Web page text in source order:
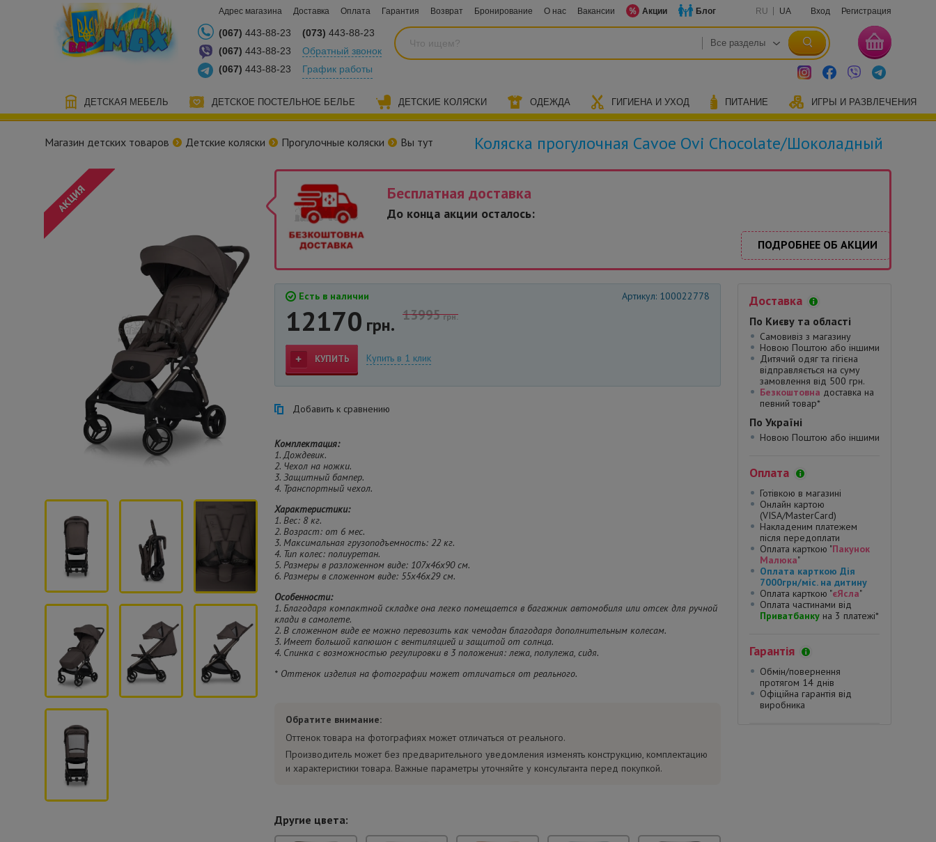
Адрес магазина Доставка Оплата Гарантия Возврат Бронирование О нас Вакансии Акции Блог RU UA Вход Регистрация
(067) 443-88-23
(067) 443-88-23
(067) 443-88-23
(073) 443-88-23
Обратный звонок
График работы
ДЕТСКАЯ МЕБЕЛЬ ДЕТСКОЕ ПОСТЕЛЬНОЕ БЕЛЬЕ ДЕТСКИЕ КОЛЯСКИ ОДЕЖДА ГИГИЕНА И УХОД ПИТАНИЕ ИГРЫ И РАЗВЛЕЧЕНИЯ
Магазин детских товаров Детские коляски Прогулочные коляски Вы тут Коляска прогулочная Cavoe Ovi Chocolate/Шоколадный
Бесплатная доставка
До конца акции осталось:
ПОДРОБНЕЕ ОБ АКЦИИ
Есть в наличии Артикул: 100022778
13995грн.
12170 грн.
КУПИТЬ Купить в 1 клик
Добавить к сравнению
Комплектация:
1. Дождевик.
2. Чехол на ножки.
3. Защитный бампер.
4. Транспортный чехол.
Характеристики:
1. Вес: 8 кг.
2. Возраст: от 6 мес.
3. Максимальная грузоподъемность: 22 кг.
4. Тип колес: полиуретан.
5. Размеры в разложенном виде: 107х46х90 см.
6. Размеры в сложенном виде: 55х46х29 см.
Особенности:
1. Благодаря компактной складке она легко помещается в багажник автомобиля или отсек для ручной
клади в самолете.
2. В сложенном виде ее можно перевозить как чемодан благодаря дополнительным колесам.
3. Имеет большой капюшон с вентиляцией и защитой от солнца.
4. Спинка с возможностью регулировки в 3 положения: лежа, полулежа, сидя.
* Оттенок изделия на фотографии может отличаться от реального.
Обратите внимание:
Оттенок товара на фотографиях может отличаться от реального.
Производитель может без предварительного уведомления изменять конструкцию, комплектацию
и характеристики товара. Важные параметры уточняйте у консультанта перед покупкой.
Другие цвета:
Доставка
По Києву та області
Самовивіз з магазину
Новою Поштою або іншими
Дитячий одяг та гігієна
відправляється на суму
замовлення від 500 грн.
Безкоштовна доставка на
певний товар*
По Україні
Новою Поштою або іншими
Оплата
Готівкою в магазині
Онлайн картою
(VISA/MasterCard)
Накладеним платежем
після передоплати
Оплата карткою "Пакунок
Малюка"
Оплата карткою Дія
7000грн/міс. на дитину
Оплата карткою "єЯсла"
Оплата частинами від
Приватбанку на 3 платежі*
Гарантія
Обмін/повернення
протягом 14 днів
Офіційна гарантія від
виробника